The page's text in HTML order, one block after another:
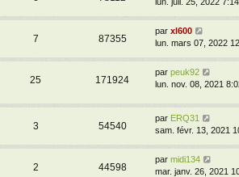
7 87355
par xl600
lun. mars 07, 2022
25 171924
par peuk92
lun. nov. 08, 2021
3 54540
par ERQ31
sam. févr. 13, 2021
2 44598
par midi134
mar. janv. 26, 2021